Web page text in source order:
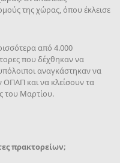
της χώρας, όπου έκλεισε
από 4.000
που δέχθηκαν να
αναγκάστηκαν να
ΟΠΑΠ και να κλείσουν τα
του Μαρτίου.
πρακτορείων;